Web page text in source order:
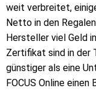
weit verbreitet,
Netto in den
Hersteller viel Geld
Zertifikat sind in der
günstiger als eine
FOCUS Online einen